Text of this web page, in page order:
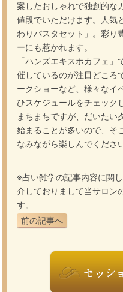
案したおしゃれで独創的な
値段でいただけます。人気
わりパスタセット」。彩り
ーにも惹かれます。
「ハンズエキスポカフェ
催しているのが注目どころ
ークショーなど、様々なイ
ひスケジュールをチェック
まちまちですが、だいた
始まることが多いので、そ
なみながら楽しんでくださ
※占い雑学の記事内容に関
介しておりまして当サロン
す。
前の記事へ